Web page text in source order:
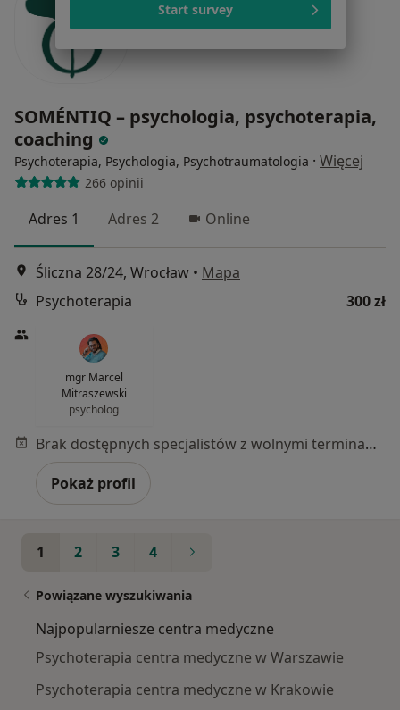
SOMÉNTIQ – psychologia, psychoterapia,
coaching
Psychoterapia, Psychologia, Psychotraumatologia · Więcej
266 opinii
Adres 1 Adres 2 Online
Śliczna 28/24, Wrocław • Mapa
Psychoterapia
300 zł
mgr Marcel
Mitraszewski
psycholog
Brak dostępnych specjalistów z wolnymi terminami w tym centrum medycznym.
Pokaż profil
1 2 3 4
Powiązane wyszukiwania
Najpopularniesze centra medyczne
Psychoterapia centra medyczne w Warszawie
Psychoterapia centra medyczne w Krakowie
Start survey